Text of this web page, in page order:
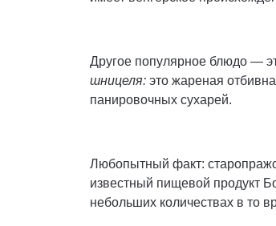
Другое популярное блюдо —
шницеля:это жареная
панировочных сухарей.
Любопытный факт:
известный пищевой продукт
небольших количествах в то